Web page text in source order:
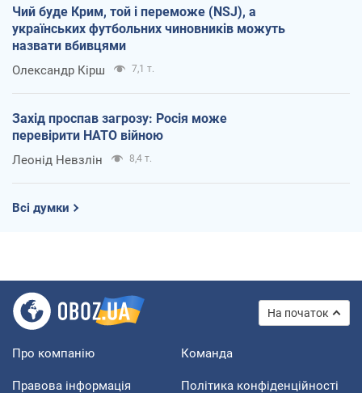
Чий буде Крим, той і переможе (NSJ), а
українських футбольних чиновників можуть
назвати вбивцями
Олександр Кірш 7,1 т.
Захід проспав загрозу: Росія може
перевірити НАТО війною
Леонід Невзлін 8,4 т.
Всі думки
На початок
Про компанію Команда
Правова інформація Політика конфіденційності